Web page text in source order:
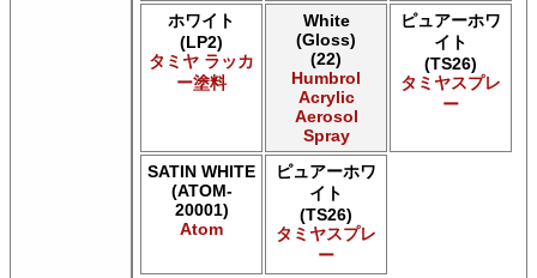
Acrylicos Vallejo Vallejo Panzer Aces
Acrylicos Vallejo Vallejo Pigment FX
Acrylicos Vallejo Vallejo Premium カラー
Acrylicos Vallejo Vallejo Wash FX
Acrylicos Vallejo Vallejo Weathering FX
Acrylicos Vallejo Vallejo Xpress カラー
E7 Paints E7 Paints
E7 Paints Humbrol Acrylic Aerosol Spray
Games Workshop Limited Citadel Air
Games Workshop Limited Citadel Spray
ホワイト
(LP2)
タミヤ ラッカ
ー塗料
White
(Gloss)
(22)
Humbrol
Acrylic
Aerosol
Spray
ピュアーホワ
イト
(TS26)
タミヤスプレ
ー
SATIN WHITE
(ATOM-
20001)
Atom
ピュアーホワ
イト
(TS26)
タミヤスプレ
ー